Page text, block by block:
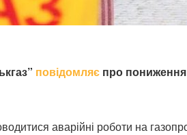
повідомляє про пониження
аварійні роботи на